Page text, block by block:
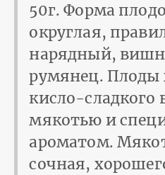
50г. Форма
округлая,
нарядный,
румянец. Плоды
кисло-сладкого
мякотью и
ароматом.
сочная,